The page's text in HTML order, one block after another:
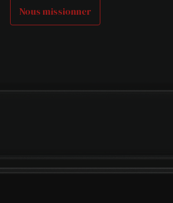
Nous missionner